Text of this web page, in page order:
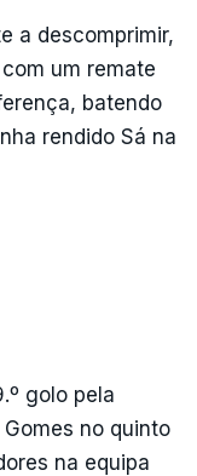
a descomprimir,
um remate
batendo
rendido Sá na
golo pela
no quinto
na equipa